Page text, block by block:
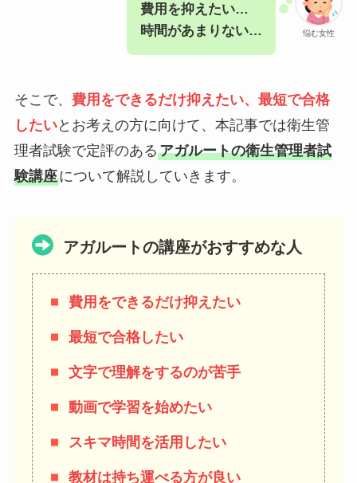
悩む女性
費用を抑えたい…
時間があまりない…
そこで、 費用をできるだけ抑えたい、最短で合格
したいとお考えの方に向けて、本記事では衛生管
理者試験で定評のあるアガルートの衛生管理者試
験講座について解説していきます。
アガルートの講座がおすすめな人
費用をできるだけ抑えたい
最短で合格したい
文字で理解をするのが苦手
動画で学習を始めたい
スキマ時間を活用したい
教材は持ち運べる方が良い